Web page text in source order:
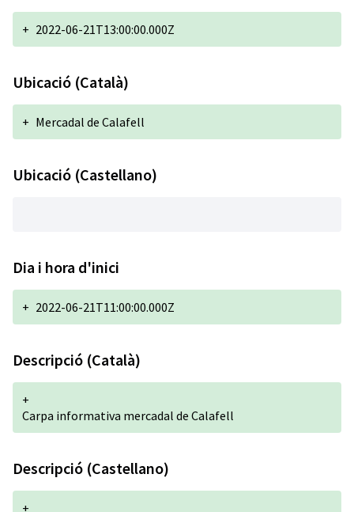
+ 2022-06-21T13:00:00.000Z
Ubicació (Català)
+ Mercadal de Calafell
Ubicació (Castellano)
Dia i hora d'inici
+ 2022-06-21T11:00:00.000Z
Descripció (Català)
+
Carpa informativa mercadal de Calafell
Descripció (Castellano)
+